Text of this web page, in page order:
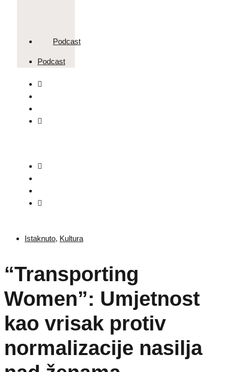
Podcast
Podcast
Istaknuto, Kultura
“Transporting
Women”: Umjetnost
kao vrisak protiv
normalizacije nasilja